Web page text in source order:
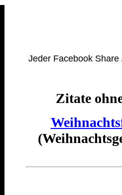
Jeder Facebook
Zitate